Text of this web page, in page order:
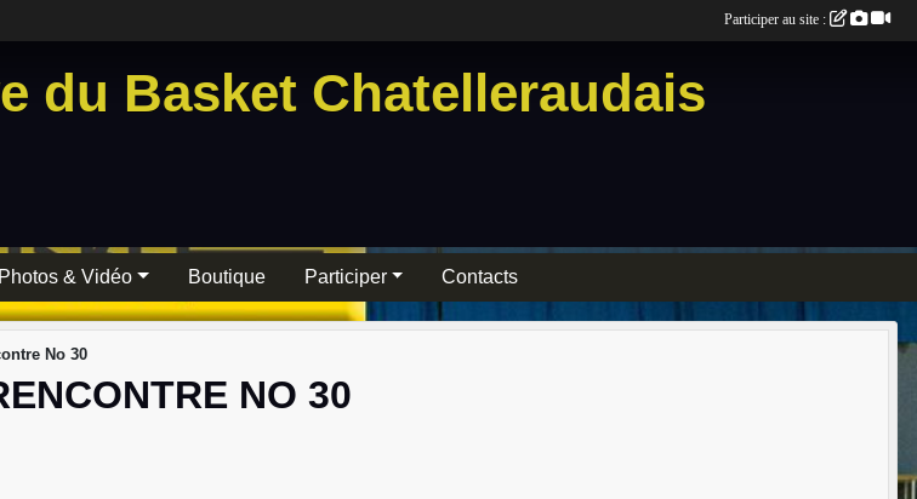
du Basket Chatelleraudais
Photos & Vidéo Boutique Participer Contacts
No 30
NO 30
Participer au site :